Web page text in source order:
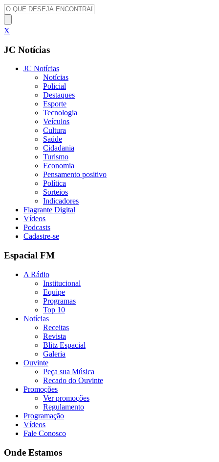
X
JC Notícias
JC Notícias
Notícias
Policial
Destaques
Esporte
Tecnologia
Veículos
Cultura
Saúde
Cidadania
Turismo
Economia
Pensamento positivo
Política
Sorteios
Indicadores
Flagrante Digital
Vídeos
Podcasts
Cadastre-se
Espacial FM
A Rádio
Institucional
Equipe
Programas
Top 10
Notícias
Receitas
Revista
Blitz Espacial
Galeria
Ouvinte
Peça sua Música
Recado do Ouvinte
Promoções
Ver promoções
Regulamento
Programação
Vídeos
Fale Conosco
Onde Estamos